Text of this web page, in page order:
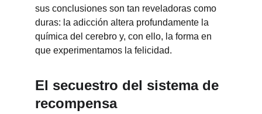
sus conclusiones son tan reveladoras como
duras: la adicción altera profundamente la
química del cerebro y, con ello, la forma en
que experimentamos la felicidad.
El secuestro del sistema de
recompensa